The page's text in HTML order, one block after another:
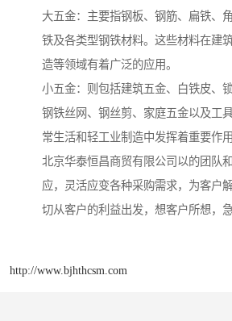
大五金：主要指钢板、钢筋、扁铁、
铁及各类型钢铁材料。这些材料在建
造等领域有着广泛的应用。
小五金：则包括建筑五金、白铁皮、
钢铁丝网、钢丝剪、家庭五金以及工
常生活和轻工业制造中发挥着重要作用
北京华泰恒昌商贸有限公司以的团队
应，灵活应变各种采购需求，为客户
切从客户的利益出发，想客户所想，
http://www.bjhthcsm.com